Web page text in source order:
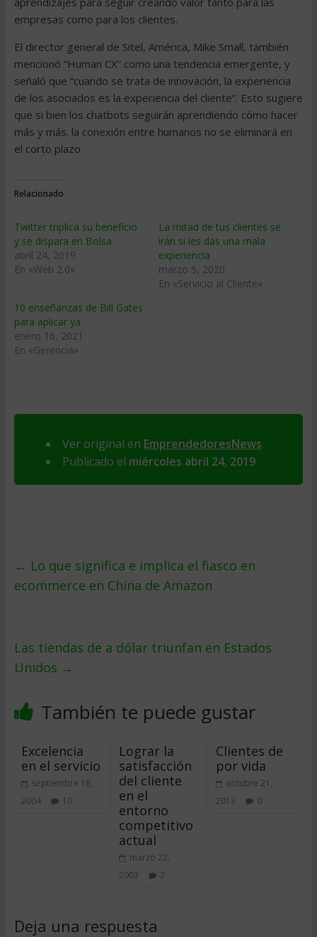
empresas como para los clientes.
El director general de Sitel, América, Mike Small, también
mencionó “Human CX” como una tendencia emergente, y
señaló que “cuando se trata de innovación, la experiencia
de los asociados es la experiencia del cliente”. Esto sugiere
que si bien los chatbots seguirán aprendiendo cómo hacer
más y más. la conexión entre humanos no se eliminará en
el corto plazo.
Relacionado
Twitter triplica su beneficio
y se dispara en Bolsa
abril 24, 2019
En «Web 2.0»
La mitad de tus clientes se
irán si les das una mala
experiencia
marzo 5, 2020
En «Servicio al Cliente»
10 enseñanzas de Bill Gates
para aplicar ya
enero 16, 2021
En «Gerencia»
Ver original en EmprendedoresNews
Publicado el miércoles abril 24, 2019
← Lo que significa e implica el fiasco en
ecommerce en China de Amazon
Las tiendas de a dólar triunfan en Estados
Unidos →
También te puede gustar
Excelencia
en el servicio
septiembre 18,
2004
10
Lograr la
satisfacción
del cliente
en el
entorno
competitivo
actual
marzo 22,
2003
2
Clientes de
por vida
octubre 21,
2013
0
Deja una respuesta